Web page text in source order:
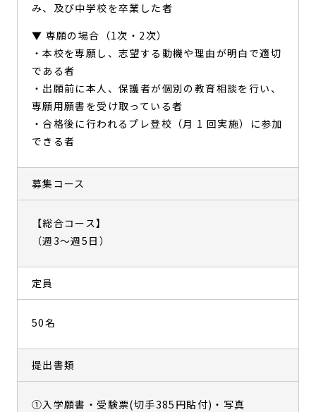
み、及び中学校を卒業した者
▼ 専願の場合（1次・2次）
・本校を専願し、志望する動機や理由が明白で適切
である者
・出願前に本人、保護者が個別の教育相談を行い、
専願用願書を受け取っている者
・合格後に行われるプレ登校（月 1 回実施）に参加
できる者
募集コース
【総合コース】
（週3～週5日）
定員
50名
提出書類
①入学願書・受験票(切手385円貼付)・写真